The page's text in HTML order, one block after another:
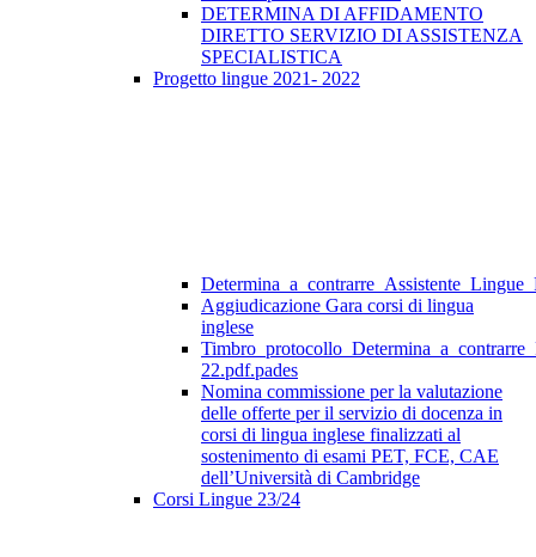
DETERMINA DI AFFIDAMENTO
DIRETTO SERVIZIO DI ASSISTENZA
SPECIALISTICA
Progetto lingue 2021- 2022
Aggiudicazione Gara corsi di lingua
inglese
22.pdf.pades
Nomina commissione per la valutazione
delle offerte per il servizio di docenza in
corsi di lingua inglese finalizzati al
sostenimento di esami PET, FCE, CAE
dell’Università di Cambridge
Corsi Lingue 23/24